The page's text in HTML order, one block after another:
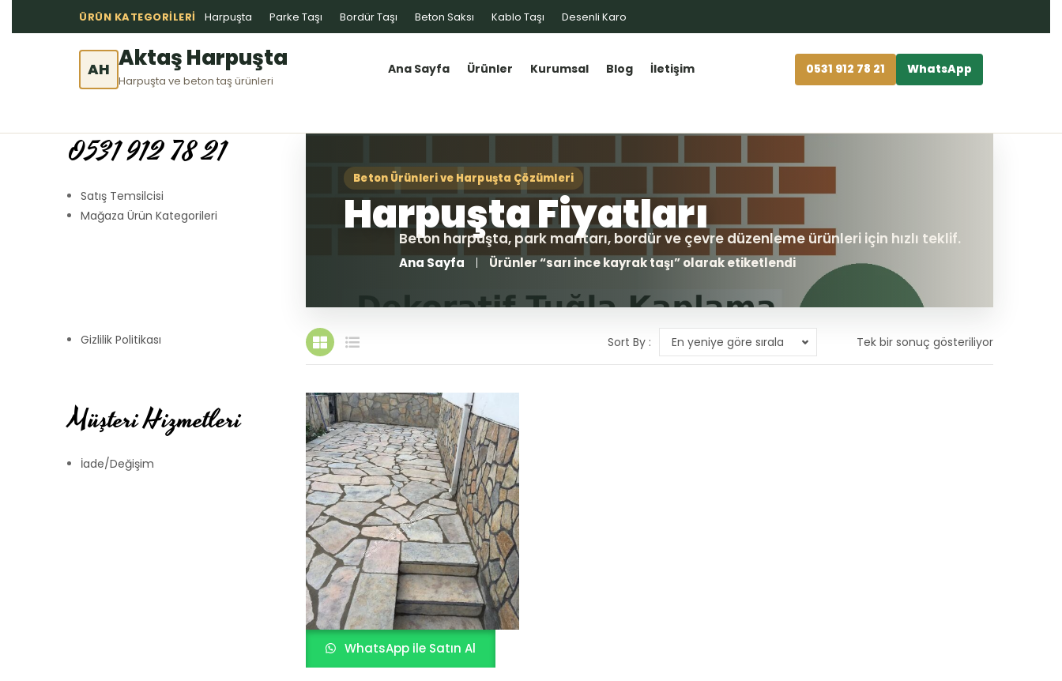
ÜRÜN KATEGORILERI Harpuşta Parke Taşı Bordür Taşı Beton Saksı Kablo Taşı Desenli Karo
AH Aktaş Harpuşta
Harpuşta ve beton taş ürünleri
Ana Sayfa Ürünler Kurumsal Blog İletişim 0531 912 78 21 WhatsApp
0531 912 78 21
Satış Temsilcisi
Mağaza Ürün Kategorileri
Gizlilik Politikası
Müşteri Hizmetleri
İade/Değişim
Ana Sayfa Ürünler “sarı ince kayrak taşı” olarak etiketlendi
Tek bir sonuç gösteriliyor
Sort By : En yeniye göre sırala
WhatsApp ile Satın Al